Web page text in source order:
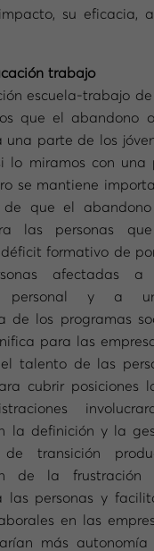
su eficacia,
trabajo
escuela-trabajo de
que el abandono
una parte de los
lo miramos con una
se mantiene
de que el
las personas
formativo de
afectadas a
personal y a
de los programas
para las
talento de las
cubrir posiciones
la definición y la
de transición
de la frustración
las personas y
en las
más autonomía